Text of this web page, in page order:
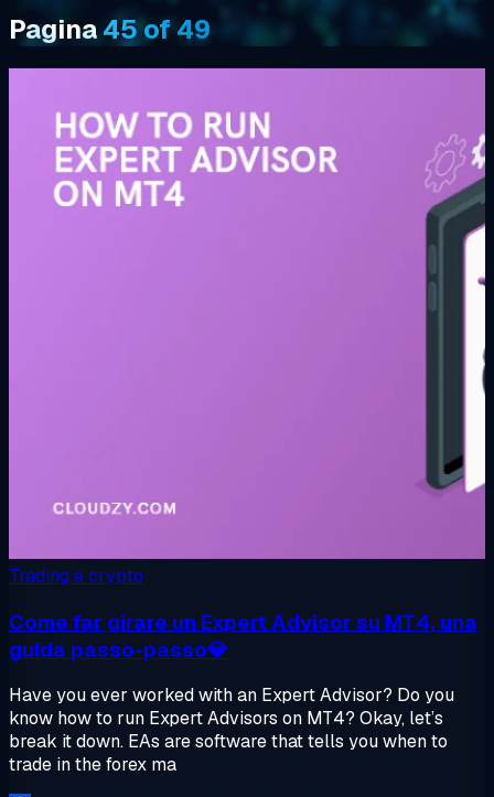
Pagina45 of 49
Trading e crypto
Come far girare un Expert Advisor su MT4, una
guida passo-passo💎
Have you ever worked with an Expert Advisor? Do you
know how to run Expert Advisors on MT4? Okay, let’s
break it down. EAs are software that tells you when to
trade in the forex ma